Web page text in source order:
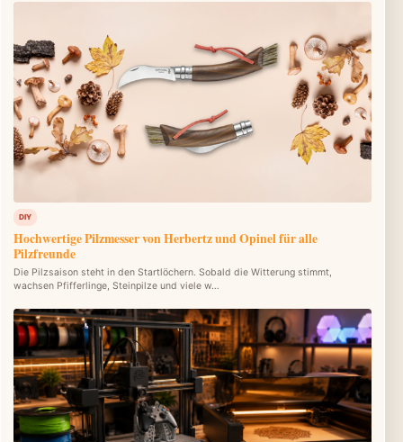
DIY
Hochwertige Pilzmesser von Herbertz und Opinel für alle
Pilzfreunde
Die Pilzsaison steht in den Startlöchern. Sobald die Witterung stimmt,
wachsen Pfifferlinge, Steinpilze und viele w…